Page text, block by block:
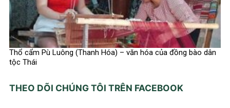
Thổ cẩm Pù Luông (Thanh Hóa) – văn hóa của đồng bào dân
tộc Thái
THEO DÕI CHÚNG TÔI TRÊN FACEBOOK